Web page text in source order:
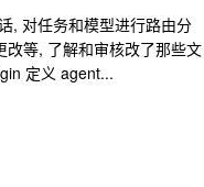
, 对任务和模型进行路由分
等, 了解和审核改了那些文
定义 agent...